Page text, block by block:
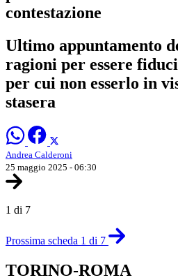
contestazione
Ultimo appuntamento
ragioni per essere
per cui non esserlo in
stasera
Andrea Calderoni
25 maggio 2025 - 06:30
1 di 7
Prossima scheda 1 di 7
TORINO-ROMA